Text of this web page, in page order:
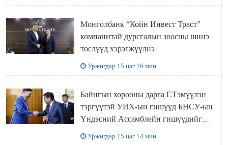
Монголбанк “Койн Инвест Траст”
компанитай дурсгалын зоосны шинэ
төслүүд хэрэгжүүлнэ
Уржигдар 15 цаг 16 мин
Байнгын хорооны дарга Г.Тэмүүлэн
тэргүүтэй УИХ-ын гишүүд БНСУ-ын
Үндэсний Ассамблейн гишүүдийг
Уржигдар 15 цаг 14 мин